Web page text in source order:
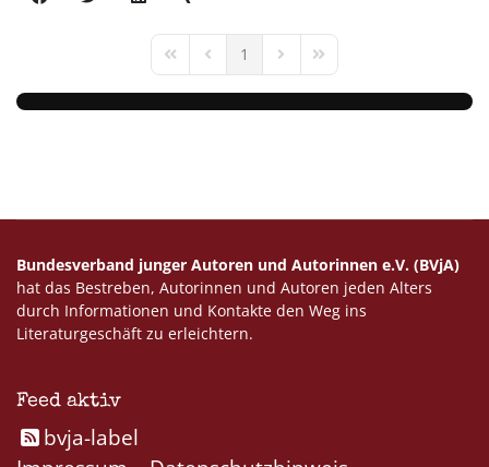
First PagePrevious Page
1 Next PageLast Page
Bundesverband junger Autoren und Autorinnen e.V. (BVjA)
hat das Bestreben, Autorinnen und Autoren jeden Alters
durch Informationen und Kontakte den Weg ins
Literaturgeschäft zu erleichtern.
Feed aktiv
bvja-label